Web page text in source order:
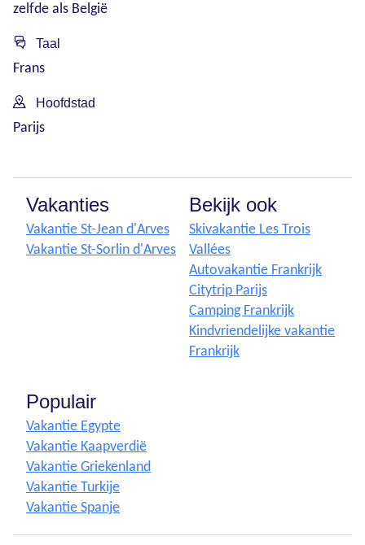
zelfde als België
Taal
Frans
Hoofdstad
Parijs
Vakanties
Vakantie St-Jean d'Arves
Vakantie St-Sorlin d'Arves
Bekijk ook
Skivakantie Les Trois
Vallées
Autovakantie Frankrijk
Citytrip Parijs
Camping Frankrijk
Kindvriendelijke vakantie
Frankrijk
Populair
Vakantie Egypte
Vakantie Kaapverdië
Vakantie Griekenland
Vakantie Turkije
Vakantie Spanje